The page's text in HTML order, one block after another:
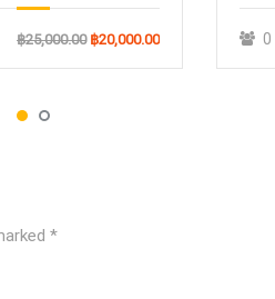
฿25,000.00฿20,000.00 0
*